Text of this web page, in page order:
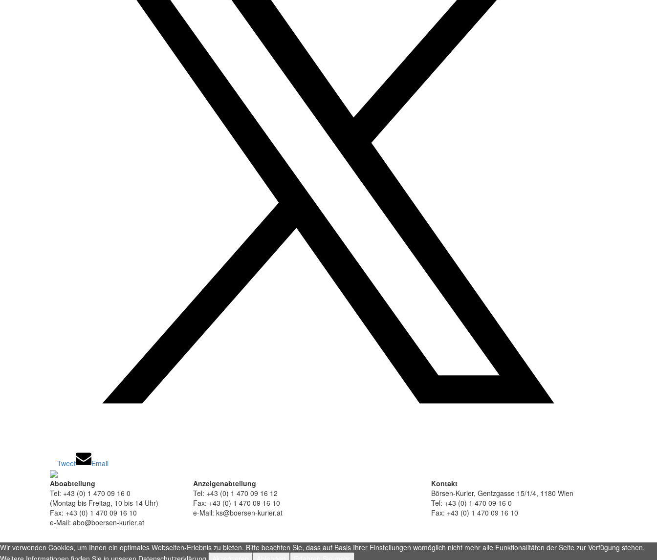
Tweet Email
Aboabteilung
Tel: +43 (0) 1 470 09 16 0
(Montag bis Freitag, 10 bis 14 Uhr)
Fax: +43 (0) 1 470 09 16 10
e-Mail: abo@boersen-kurier.at
Anzeigenabteilung
Tel: +43 (0) 1 470 09 16 12
Fax: +43 (0) 1 470 09 16 10
e-Mail: ks@boersen-kurier.at
Kontakt
Börsen-Kurier, Gentzgasse 15/1/4, 1180 Wien
Tel: +43 (0) 1 470 09 16 0
Fax: +43 (0) 1 470 09 16 10
Wir verwenden Cookies, um Ihnen ein optimales Webseiten-Erlebnis zu bieten. Bitte beachten Sie, dass auf Basis Ihrer Einstellungen womöglich nicht mehr alle Funktionalitäten der Seite zur Verfügung stehen.